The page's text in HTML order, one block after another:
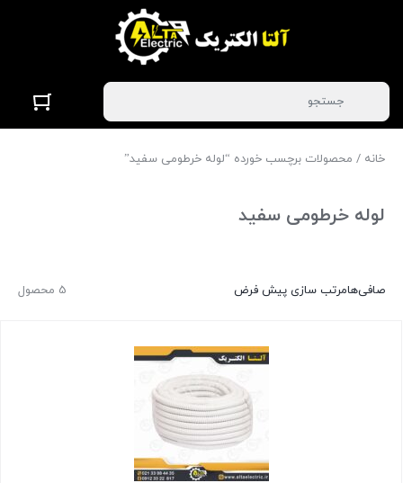
خانه / محصولات برچسب خورده “لوله خرطومی سفید”
لوله خرطومی سفید
5 محصول صافی‌هامرتب سازی پیش فرض